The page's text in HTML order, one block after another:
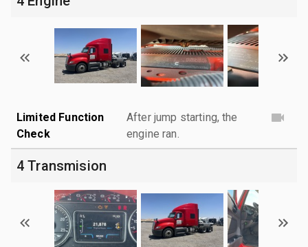
Limited Function
Check
After jump starting, the
engine ran.
4 Transmision